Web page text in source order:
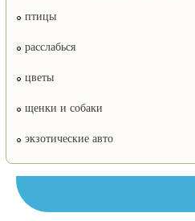
птицы
расслабься
цветы
щенки и собаки
экзотические авто